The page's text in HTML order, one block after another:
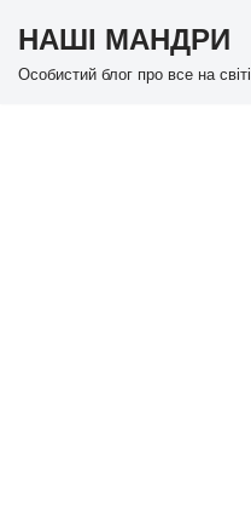
Перейти
НАШІ МАНДРИ
Особистий блог про все на світі